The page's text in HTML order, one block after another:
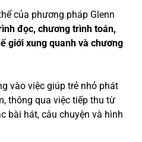
của phương pháp Glenn
đọc, chương trình toán,
giới xung quanh và chương
vào việc giúp trẻ nhỏ phát
thông qua việc tiếp thu từ
bài hát, câu chuyện và hình